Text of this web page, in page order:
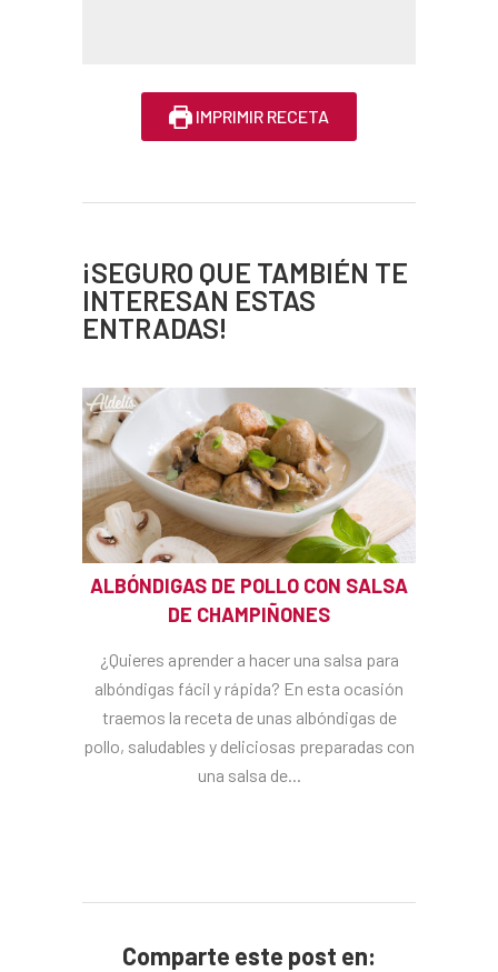
IMPRIMIR RECETA
¡SEGURO QUE TAMBIÉN TE
INTERESAN ESTAS
ENTRADAS!
ALBÓNDIGAS DE POLLO CON SALSA
DE CHAMPIÑONES
¿Quieres aprender a hacer una salsa para
albóndigas fácil y rápida? En esta ocasión
traemos la receta de unas albóndigas de
pollo, saludables y deliciosas preparadas con
una salsa de...
Comparte este post en: